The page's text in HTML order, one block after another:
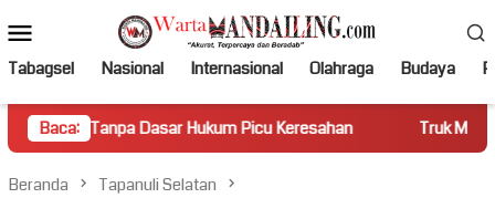
ke
kontenMobile
Tabagsel Nasional Internasional Olahraga Budaya
Baca:
Hukum Picu Keresahan Truk Miring Hambat Arus Lalu
Beranda Tapanuli Selatan